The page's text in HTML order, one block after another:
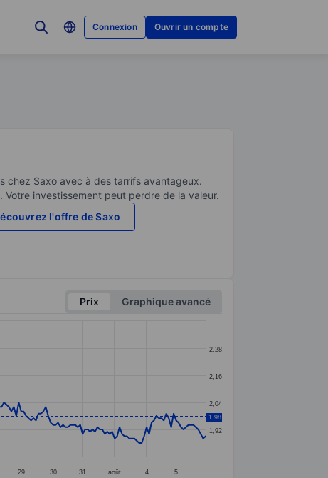
Connexion Ouvrir un compte
chez Saxo avec à des tarrifs avantageux.
investissement peut perdre de la valeur.
l'offre de Saxo
Prix
Graphique avancé
29 30 31 août 4 5
1,92
2,04
2,16
2,28
1,98